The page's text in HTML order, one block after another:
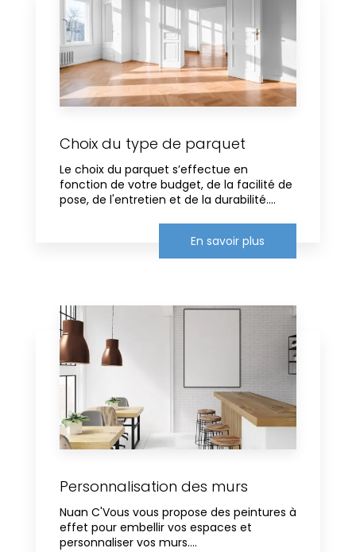
Choix du type de parquet
Le choix du parquet s’effectue en
fonction de votre budget, de la facilité de
pose, de l'entretien et de la durabilité....
En savoir plus
Personnalisation des murs
Nuan C'Vous vous propose des peintures à
effet pour embellir vos espaces et
personnaliser vos murs....